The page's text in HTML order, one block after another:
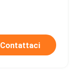
Contattaci